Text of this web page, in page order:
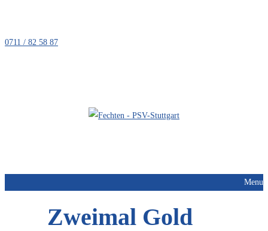
0711 / 82 58 87
Menu
Zweimal Gold